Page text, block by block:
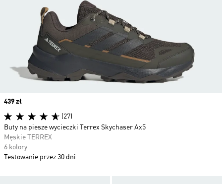
Price
439 zł
(27)
Buty na piesze wycieczki Terrex Skychaser Ax5
Męskie TERREX
6 kolory
Testowanie przez 30 dni